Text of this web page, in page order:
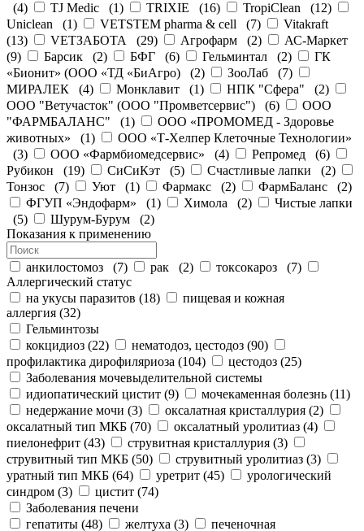
(4) TJ Medic (1) TRIXIE (16) TropiClean (12)
Uniclean (1) VETSTEM pharma & cell (7)
Vitakraft
(13) VЕТЗАБОТА (29) Агрофарм (2)
АС-Маркет
(9) Барсик (2) БФГ (6) Гельминтал (2)
ГК
«Бионит» (ООО «ТД «БиАгро) (2) ЗооЛаб (7)
МИРАЛЕК (4) Монклавит (1) НПК "Сфера" (2)
ООО "Ветучасток" (ООО "Промветсервис") (6)
ООО
"ФАРМБАЛАНС" (1)
ООО «ПРОМОМЕД - Здоровье
животных» (1)
ООО «Т-Хелпер Клеточные Технологии»
(3) ООО «Фармбиомедсервис» (4) Репромед (6)
Рубикон (19) СиСиКэт (5) Счастливые лапки (2)
Тонзос (7) Уют (1) Фармакс (2) ФармБаланс (2)
ФГУП «Эндофарм» (1) Химола (2)
Чистые лапки
(5) Шурум-Бурум (2)
Показания к применению
анкилостомоз (7) рак (2) токсокароз (7)
Аллергический статус
на укусы паразитов (18)
пищевая и кожная
аллергия (32)
Гельминтозы
кокцидиоз (22) нематодоз, цестодоз (90)
профилактика дирофиляриоза (104) цестодоз (25)
Заболевания мочевыделительной системы
идиопатический цистит (9) мочекаменная болезнь (11)
недержание мочи (3) оксалатная кристаллурия (2)
оксалатный тип МКБ (70) оксалатный уролитиаз (4)
пиелонефрит (43) струвитная кристаллурия (3)
струвитный тип МКБ (50) струвитный уролитиаз (3)
уратный тип МКБ (64) уретрит (45)
урологический
синдром (3) цистит (74)
Заболевания печени
гепатиты (48) желтуха (3) печеночная